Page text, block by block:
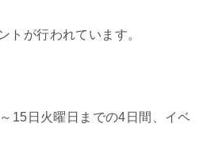
トが行われています。
15日火曜日までの4日間、イベ